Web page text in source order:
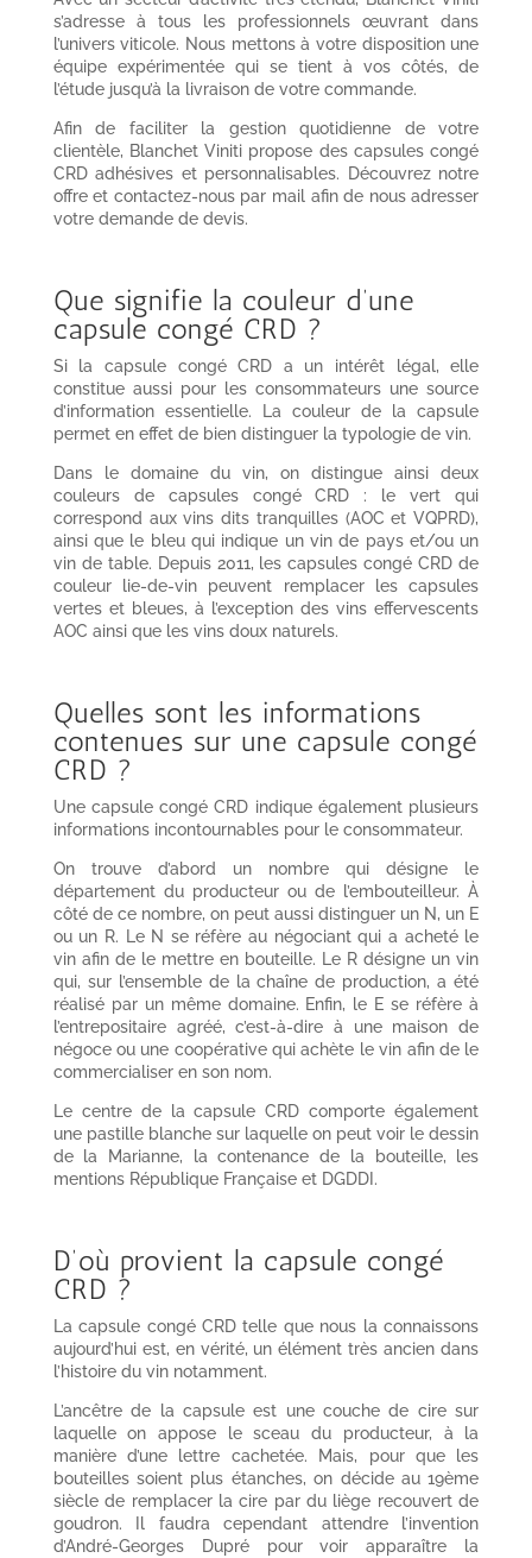
s’adresse à tous les professionnels œuvrant dans
l’univers viticole. Nous mettons à votre disposition une
équipe expérimentée qui se tient à vos côtés, de
l’étude jusqu’à la livraison de votre commande.
Afin de faciliter la gestion quotidienne de votre
clientèle, Blanchet Viniti propose des capsules congé
CRD adhésives et personnalisables. Découvrez notre
offre et contactez-nous par mail afin de nous adresser
votre demande de devis.
Que signifie la couleur d’une
capsule congé CRD ?
Si la capsule congé CRD a un intérêt légal, elle
constitue aussi pour les consommateurs une source
d’information essentielle. La couleur de la capsule
permet en effet de bien distinguer la typologie de vin.
Dans le domaine du vin, on distingue ainsi deux
couleurs de capsules congé CRD : le vert qui
correspond aux vins dits tranquilles (AOC et VQPRD),
ainsi que le bleu qui indique un vin de pays et/ou un
vin de table. Depuis 2011, les capsules congé CRD de
couleur lie-de-vin peuvent remplacer les capsules
vertes et bleues, à l’exception des vins effervescents
AOC ainsi que les vins doux naturels.
Quelles sont les informations
contenues sur une capsule congé
CRD ?
Une capsule congé CRD indique également plusieurs
informations incontournables pour le consommateur.
On trouve d’abord un nombre qui désigne le
département du producteur ou de l’embouteilleur. À
côté de ce nombre, on peut aussi distinguer un N, un E
ou un R. Le N se réfère au négociant qui a acheté le
vin afin de le mettre en bouteille. Le R désigne un vin
qui, sur l’ensemble de la chaîne de production, a été
réalisé par un même domaine. Enfin, le E se réfère à
l’entrepositaire agréé, c’est-à-dire à une maison de
négoce ou une coopérative qui achète le vin afin de le
commercialiser en son nom.
Le centre de la capsule CRD comporte également
une pastille blanche sur laquelle on peut voir le dessin
de la Marianne, la contenance de la bouteille, les
mentions République Française et DGDDI.
D’où provient la capsule congé
CRD ?
La capsule congé CRD telle que nous la connaissons
aujourd’hui est, en vérité, un élément très ancien dans
l’histoire du vin notamment.
L’ancêtre de la capsule est une couche de cire sur
laquelle on appose le sceau du producteur, à la
manière d’une lettre cachetée. Mais, pour que les
bouteilles soient plus étanches, on décide au 19ème
siècle de remplacer la cire par du liège recouvert de
goudron. Il faudra cependant attendre l’invention
d’André-Georges Dupré pour voir apparaître la